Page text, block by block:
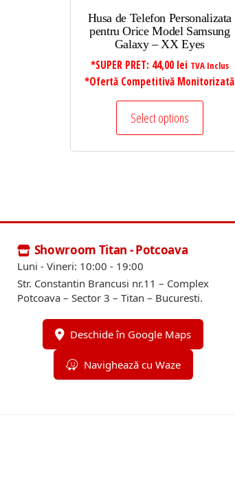
Husa de Telefon Personalizata
pentru Orice Model Samsung
Galaxy – XX Eyes
*SUPER PRET: 44,00 lei TVA Inclus
*Ofertă Competitivă Monitorizată
Select options
Showroom Titan - Potcoava
Luni - Vineri: 10:00 - 19:00
Str. Constantin Brancusi nr.11 – Complex
Potcoava – Sector 3 – Titan – Bucuresti.
Deschide în Google Maps
Navighează cu Waze